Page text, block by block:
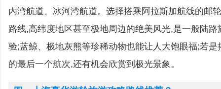
內湾航道、冰河湾航道。选择搭乘阿拉斯加航线的邮
路线,高纬度地区甚至极地周边的绝美风光,是一般陆
验;蓝鲸、极地灰熊等珍稀动物也能让人大饱眼福;若
的最后一个航次,还有机会欣赏到极光景象。